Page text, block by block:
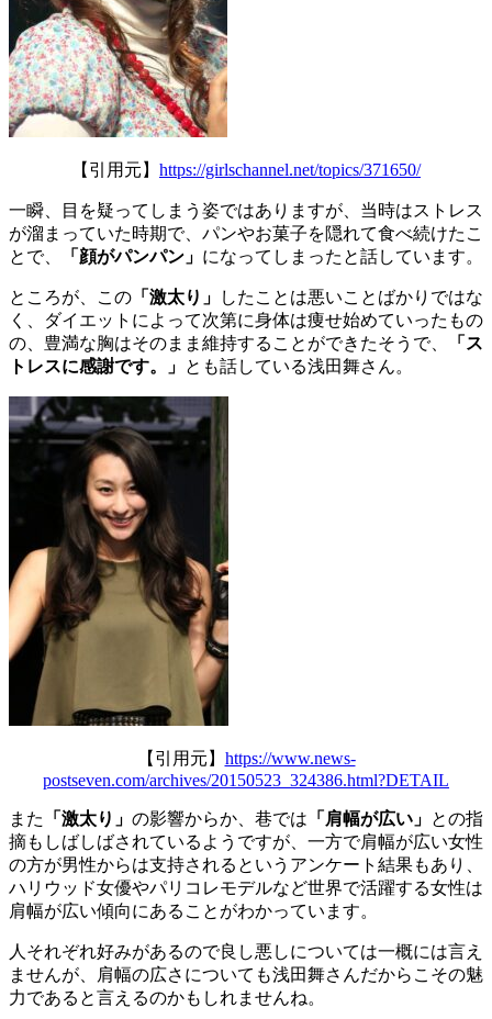
【引用元】 https://girlschannel.net/topics/371650/
一瞬、目を疑ってしまう姿ではありますが、当時はストレス
が溜まっていた時期で、パンやお菓子を隠れて食べ続けたこ
とで、
「顔がパンパン」 になってしまったと話しています。
ところが、この 「激太り」
したことは悪いことばかりではな
く、ダイエットによって次第に身体は痩せ始めていったもの
の、豊満な胸はそのまま維持することができたそうで、
「ス
トレスに感謝です。」 とも話している浅田舞さん。
【引用元】 https://www.news-
postseven.com/archives/20150523_324386.html?DETAIL
また 「激太り」 の影響からか、巷では 「肩幅が広い」 との指
摘もしばしばされているようですが、一方で肩幅が広い女性
の方が男性からは支持されるというアンケート結果もあり、
ハリウッド女優やパリコレモデルなど世界で活躍する女性は
肩幅が広い傾向にあることがわかっています。
人それぞれ好みがあるので良し悪しについては一概には言え
ませんが、肩幅の広さについても浅田舞さんだからこその魅
力であると言えるのかもしれませんね。